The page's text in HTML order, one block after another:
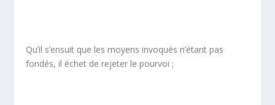
Qu’il s’ensuit que les moyens invoqués n’étant pas
fondés, il échet de rejeter le pourvoi ;